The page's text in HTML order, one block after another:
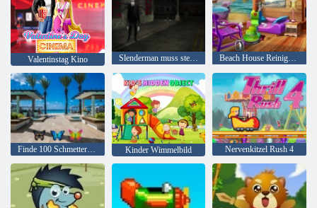
Valentinstag Kino Slenderman muss sterben: Stille Straßen Beach House Reinigung
Finde 100 Schmetterlinge Kinder Wimmelbild Nervenkitzel Rush 4